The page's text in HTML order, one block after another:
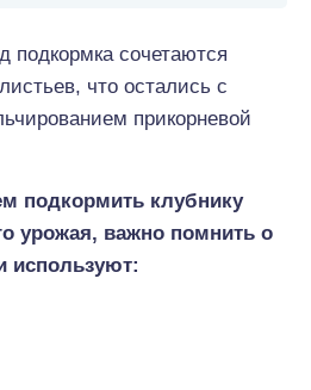
подкормка сочетаются
что остались с
прикорневой
подкормить клубнику
урожая, важно помнить о
используют: